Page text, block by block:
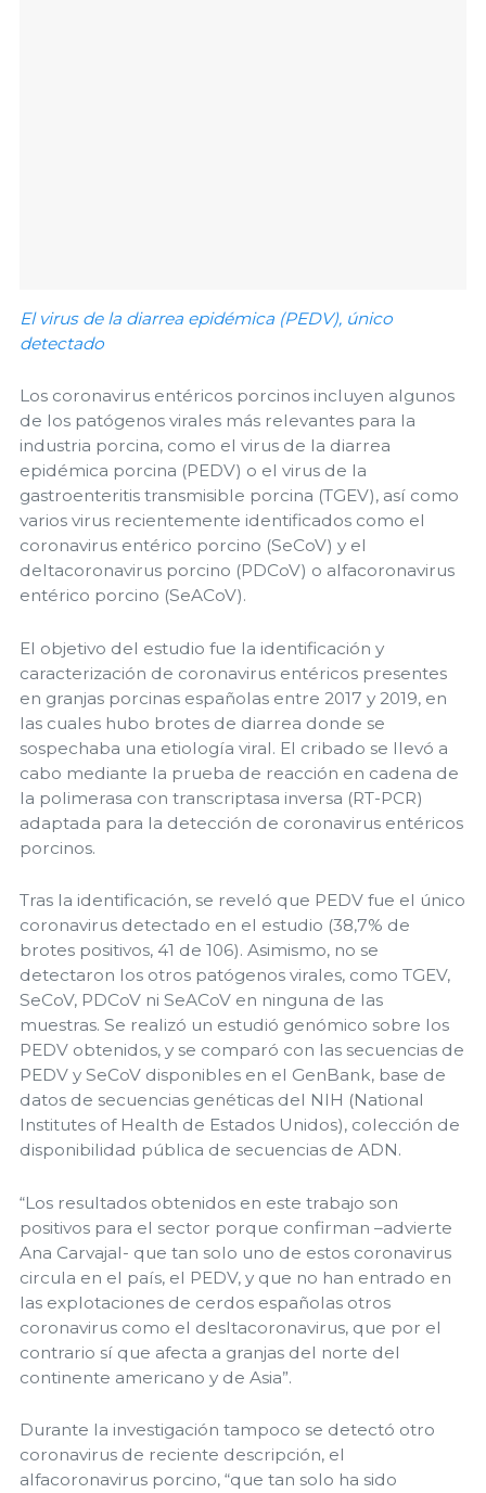
El virus de la diarrea epidémica (PEDV), único
detectado
Los coronavirus entéricos porcinos incluyen algunos
de los patógenos virales más relevantes para la
industria porcina, como el virus de la diarrea
epidémica porcina (PEDV) o el virus de la
gastroenteritis transmisible porcina (TGEV), así como
varios virus recientemente identificados como el
coronavirus entérico porcino (SeCoV) y el
deltacoronavirus porcino (PDCoV) o alfacoronavirus
entérico porcino (SeACoV).
El objetivo del estudio fue la identificación y
caracterización de coronavirus entéricos presentes
en granjas porcinas españolas entre 2017 y 2019, en
las cuales hubo brotes de diarrea donde se
sospechaba una etiología viral. El cribado se llevó a
cabo mediante la prueba de reacción en cadena de
la polimerasa con transcriptasa inversa (RT-PCR)
adaptada para la detección de coronavirus entéricos
porcinos.
Tras la identificación, se reveló que PEDV fue el único
coronavirus detectado en el estudio (38,7% de
brotes positivos, 41 de 106). Asimismo, no se
detectaron los otros patógenos virales, como TGEV,
SeCoV, PDCoV ni SeACoV en ninguna de las
muestras. Se realizó un estudió genómico sobre los
PEDV obtenidos, y se comparó con las secuencias de
PEDV y SeCoV disponibles en el GenBank, base de
datos de secuencias genéticas del NIH (National
Institutes of Health de Estados Unidos), colección de
disponibilidad pública de secuencias de ADN.
“Los resultados obtenidos en este trabajo son
positivos para el sector porque confirman –advierte
Ana Carvajal- que tan solo uno de estos coronavirus
circula en el país, el PEDV, y que no han entrado en
las explotaciones de cerdos españolas otros
coronavirus como el desltacoronavirus, que por el
contrario sí que afecta a granjas del norte del
continente americano y de Asia”.
Durante la investigación tampoco se detectó otro
coronavirus de reciente descripción, el
alfacoronavirus porcino, “que tan solo ha sido